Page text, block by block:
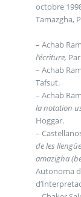
octobre
Tamazgha,
– Achab
l’écriture,
– Achab
Tafsut.
– Achab
la notation
Hoggar.
–
de les
amazigha
Autonoma